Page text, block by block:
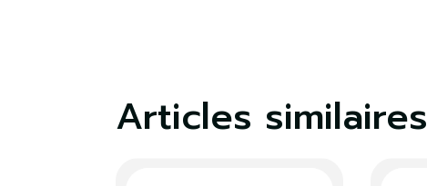
Articles similaires